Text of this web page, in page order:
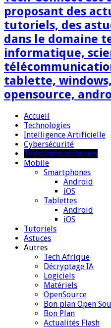
proposant des
tutoriels, des
dans le domaine
informatique,
tablette,
opensource,
Accueil
Technologies
Intelligence Artificielle
Cybersécurité
Télécommunications
Mobile
Smartphones
Android
iOS
Tablettes
Android
iOS
Tutoriels
Astuces
Autres
Tech Afrique
Décryptage IA
Logiciels
Matériels
OpenSource
Bon plan Open
Bon Plan
Actualités Flash